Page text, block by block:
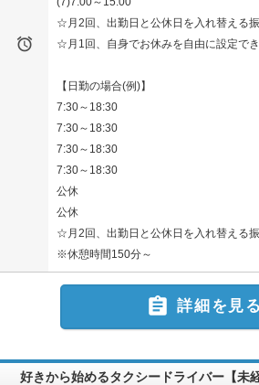

☆月2回、出勤日と公休日を入れ替える振
☆月1回、自身でお休みを自由に設定でき
【日勤の場合(例)】
7:30～18:30
7:30～18:30
7:30～18:30
7:30～18:30
公休
公休
☆月2回、出勤日と公休日を入れ替える振
※休憩時間150分～
 詳細を見る
好きから始めるタクシードライバー【未